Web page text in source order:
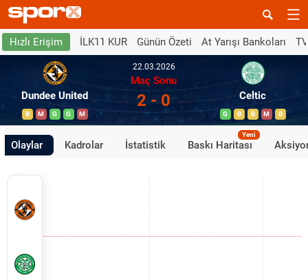
Hızlı Erişim İLK11 KUR Günün Özeti At Yarışı Bankoları
Dundee United
B M G G M
22.03.2026
Maç Sonu
2 - 0 Celtic
G B B M B
Olaylar Kadrolar İstatistik Baskı Haritası
Yeni